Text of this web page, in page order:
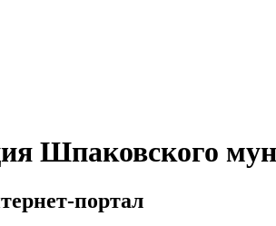
Шпаковского
портал